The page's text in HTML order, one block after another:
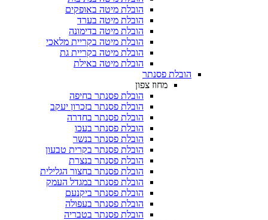
הובלת מיטה באופקים
הובלת מיטה בערד
הובלת מיטה בדימונה
הובלת מיטה בקריית מלאכי
הובלת מיטה בקריית גת
הובלת מיטה באילת
הובלת פסנתר בחיפה
הובלת פסנתר בזכרון יעקב
הובלת פסנתר בחדרה
הובלת פסנתר בעכו
הובלת פסנתר בנשר
הובלת פסנתר בקרית טבעון
הובלת פסנתר בנצרת
הובלת פסנתר בחצור הגלילית
הובלת פסנתר במגדל העמק
הובלת פסנתר ביקנעם
הובלת פסנתר בעפולה
הובלת פסנתר בטבריה